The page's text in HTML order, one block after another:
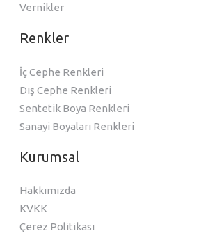
Vernikler
Renkler
İç Cephe Renkleri
Dış Cephe Renkleri
Sentetik Boya Renkleri
Sanayi Boyaları Renkleri
Kurumsal
Hakkımızda
KVKK
Çerez Politikası